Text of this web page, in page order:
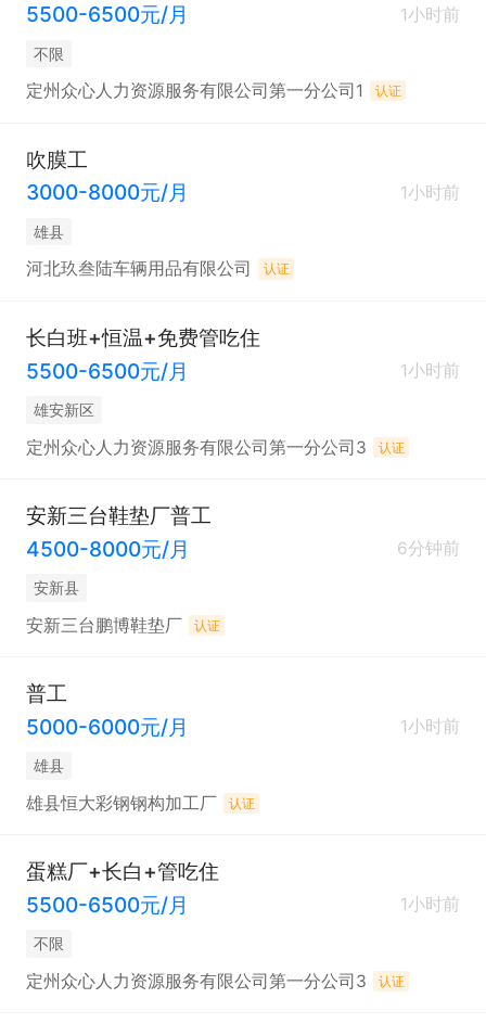
5500-6500元/月
1小时前
不限
定州众心人力资源服务有限公司第一分公司1 认证
吹膜工
3000-8000元/月
1小时前
雄县
河北玖叁陆车辆用品有限公司 认证
长白班+恒温+免费管吃住
5500-6500元/月
1小时前
雄安新区
定州众心人力资源服务有限公司第一分公司3 认证
安新三台鞋垫厂普工
4500-8000元/月
6分钟前
安新县
安新三台鹏博鞋垫厂 认证
普工
5000-6000元/月
1小时前
雄县
雄县恒大彩钢钢构加工厂 认证
蛋糕厂+长白+管吃住
5500-6500元/月
1小时前
不限
定州众心人力资源服务有限公司第一分公司3 认证